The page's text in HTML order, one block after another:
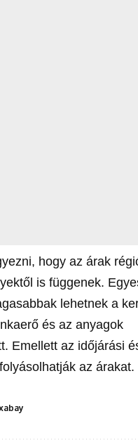
hogy az árak
is függenek.
lehetnek a
és az anyagok
Emellett az időjárási
az árakat.